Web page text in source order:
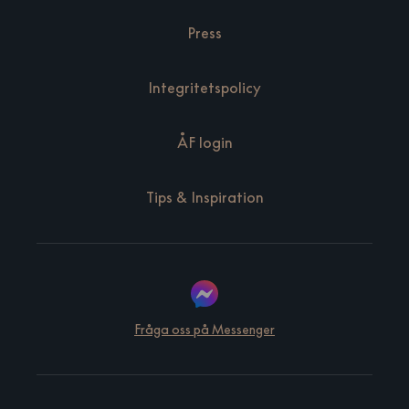
Press
Integritetspolicy
ÅF login
Tips & Inspiration
Fråga oss på Messenger